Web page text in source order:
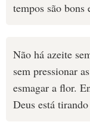
tempos são bons
Não há azeite
sem pressionar
esmagar a flor.
Deus está